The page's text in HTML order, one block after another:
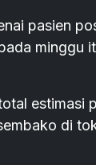
pasien
minggu
estimasi
di